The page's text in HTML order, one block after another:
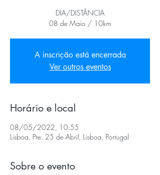
DIA/DISTÂNCIA
08 de Maio / 10km
A inscrição está encerrada
Ver outros eventos
Horário e local
08/05/2022, 10:55
Lisboa, Pte. 25 de Abril, Lisboa, Portugal
Sobre o evento